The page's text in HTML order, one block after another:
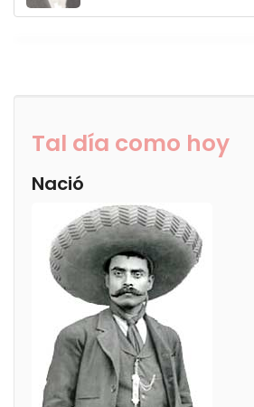
Tal día como hoy
Nació